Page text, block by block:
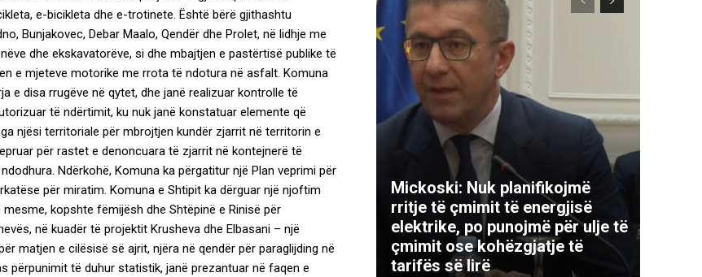
e-bicikleta dhe e-trotinete. Është bërë gjithashtu
Bunjakovec, Debar Maalo, Qendër dhe Prolet, në lidhje me
dhe ekskavatorëve, si dhe mbajtjen e pastërtisë publike të
e mjeteve motorike me rrota të ndotura në asfalt. Komuna
e disa rrugëve në qytet, dhe janë realizuar kontrolle të
të ndërtimit, ku nuk janë konstatuar elemente që
njësi territoriale për mbrojtjen kundër zjarrit në territorin e
për rastet e denoncuara të zjarrit në kontejnerë të
Ndërkohë, Komuna ka përgatitur një Plan veprimi për
për miratim. Komuna e Shtipit ka dërguar një njoftim
kopshte fëmijësh dhe Shtëpinë e Rinisë për
në kuadër të projektit Krusheva dhe Elbasani – një
matjen e cilësisë së ajrit, njëra në qendër për paraglijding në
përpunimit të duhur statistik, janë prezantuar në faqen e
Mickoski: Nuk planifikojmë
rritje të çmimit të energjisë
elektrike, po punojmë për ulje të
çmimit ose kohëzgjatje të
tarifës së lirë